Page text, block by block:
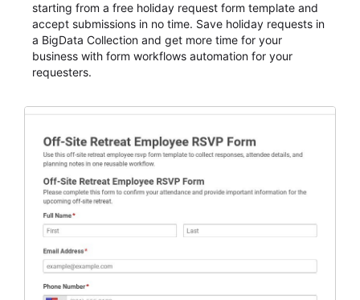
starting from a free holiday request form template and
accept submissions in no time. Save holiday requests in
a BigData Collection and get more time for your
business with form workflows automation for your
requesters.